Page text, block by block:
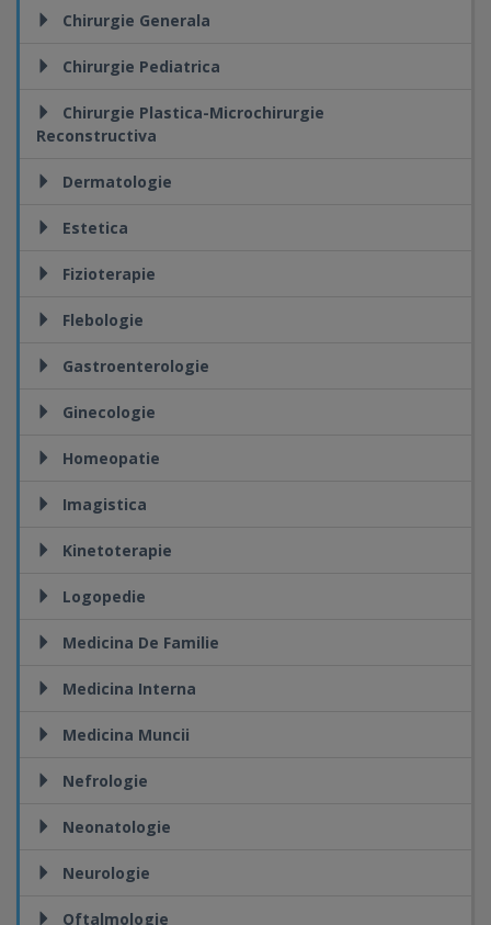
Chirurgie Generala
Chirurgie Pediatrica
Chirurgie Plastica-Microchirurgie
Reconstructiva
Dermatologie
Estetica
Fizioterapie
Flebologie
Gastroenterologie
Ginecologie
Homeopatie
Imagistica
Kinetoterapie
Logopedie
Medicina De Familie
Medicina Interna
Medicina Muncii
Nefrologie
Neonatologie
Neurologie
Oftalmologie